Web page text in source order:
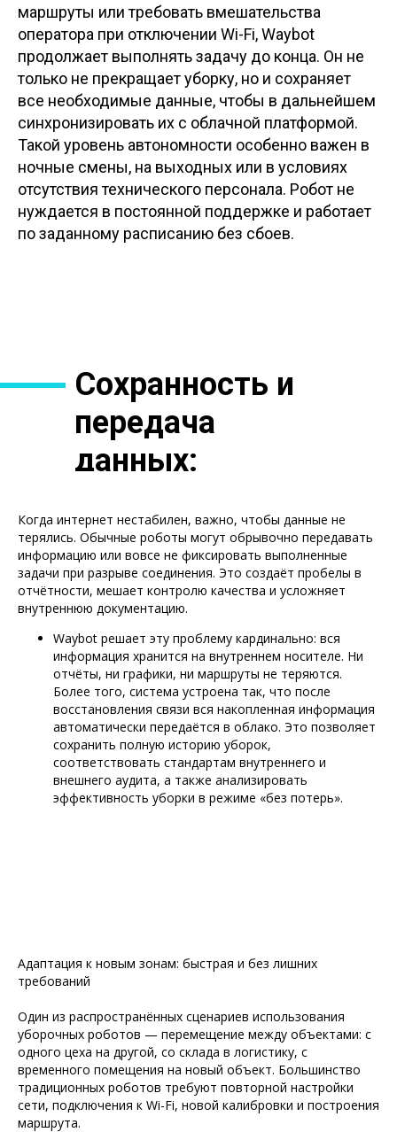
маршруты или требовать вмешательства
оператора при отключении Wi-Fi, Waybot
продолжает выполнять задачу до конца. Он не
только не прекращает уборку, но и сохраняет
все необходимые данные, чтобы в дальнейшем
синхронизировать их с облачной платформой.
Такой уровень автономности особенно важен в
ночные смены, на выходных или в условиях
отсутствия технического персонала. Робот не
нуждается в постоянной поддержке и работает
по заданному расписанию без сбоев.
Сохранность и
передача
данных:
под контролем
Когда интернет нестабилен, важно, чтобы данные не
терялись. Обычные роботы могут обрывочно передавать
информацию или вовсе не фиксировать выполненные
задачи при разрыве соединения. Это создаёт пробелы в
отчётности, мешает контролю качества и усложняет
внутреннюю документацию.
Waybot решает эту проблему кардинально: вся
информация хранится на внутреннем носителе. Ни
отчёты, ни графики, ни маршруты не теряются.
Более того, система устроена так, что после
восстановления связи вся накопленная информация
автоматически передаётся в облако. Это позволяет
сохранить полную историю уборок,
соответствовать стандартам внутреннего и
внешнего аудита, а также анализировать
эффективность уборки в режиме «без потерь».
Адаптация к новым зонам: быстрая и без лишних
требований
Один из распространённых сценариев использования
уборочных роботов — перемещение между объектами: с
одного цеха на другой, со склада в логистику, с
временного помещения на новый объект. Большинство
традиционных роботов требуют повторной настройки
сети, подключения к Wi-Fi, новой калибровки и построения
маршрута.